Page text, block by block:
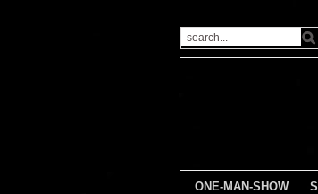
ONE-MAN-SHOW